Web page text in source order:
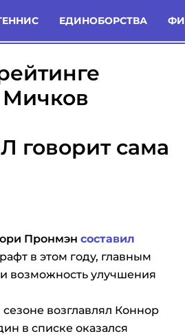
ЕДИНОБОРСТВА
Новости
Мичков
говорит сама
Пронмэн составил
в этом году, главным
возможность улучшения
возглавлял Коннор
в списке оказался